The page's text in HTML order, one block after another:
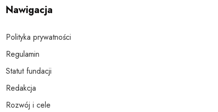
Nawigacja
Polityka prywatności
Regulamin
Statut fundacji
Redakcja
Rozwój i cele